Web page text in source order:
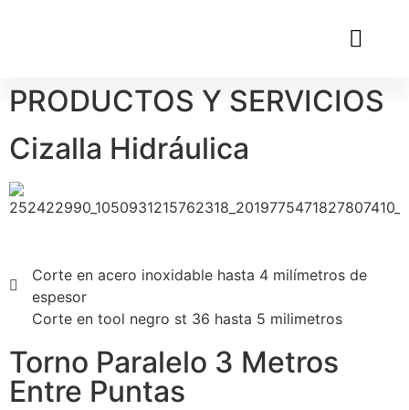
PRODUCTOS Y SERVICIOS
Cizalla Hidráulica
Corte en acero inoxidable hasta 4 milímetros de
espesor
Corte en tool negro st 36 hasta 5 milimetros
Torno Paralelo 3 Metros
Entre Puntas